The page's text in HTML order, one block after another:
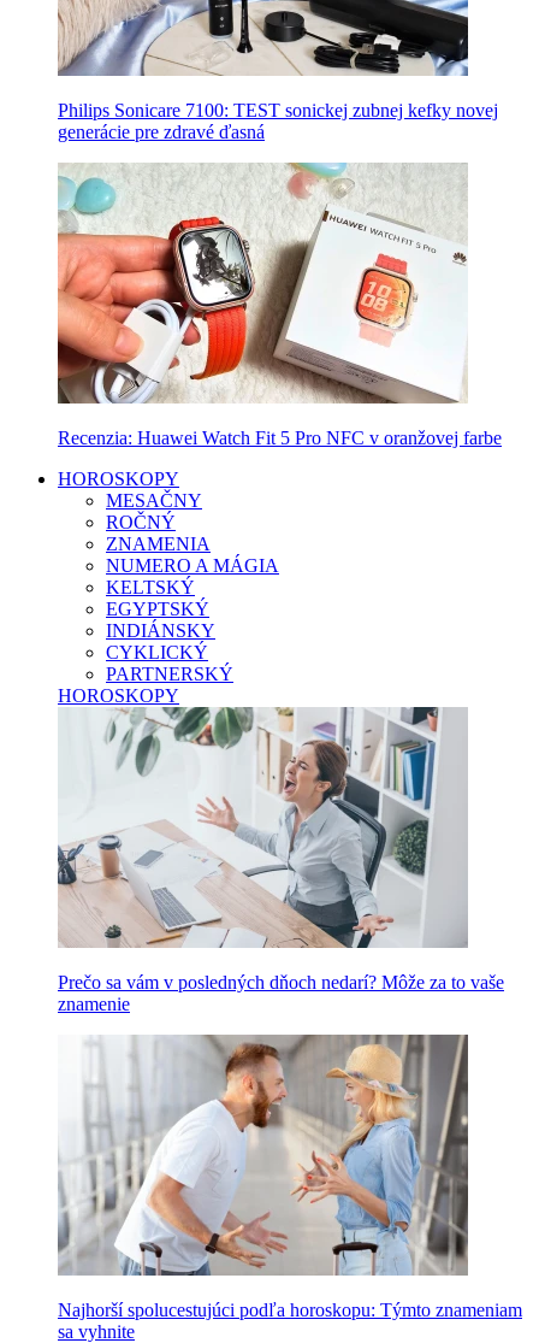
Philips Sonicare 7100: TEST sonickej zubnej kefky novej
generácie pre zdravé ďasná
Recenzia: Huawei Watch Fit 5 Pro NFC v oranžovej farbe
HOROSKOPY
MESAČNY
ROČNÝ
ZNAMENIA
NUMERO A MÁGIA
KELTSKÝ
EGYPTSKÝ
INDIÁNSKY
CYKLICKÝ
PARTNERSKÝ
HOROSKOPY
Prečo sa vám v posledných dňoch nedarí? Môže za to vaše
znamenie
Najhorší spolucestujúci podľa horoskopu: Týmto znameniam
sa vyhnite